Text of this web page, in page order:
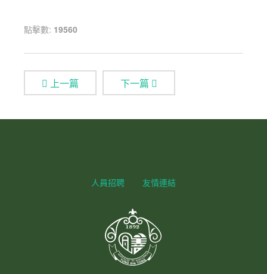
點擊數: 19560
上一篇 下一篇
人員招聘 友情連結